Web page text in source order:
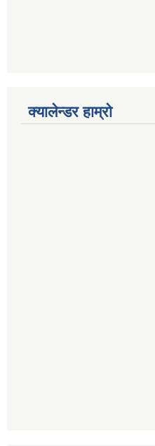
क्यालेन्डर हाम्रो